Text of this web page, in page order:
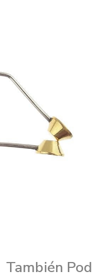
También